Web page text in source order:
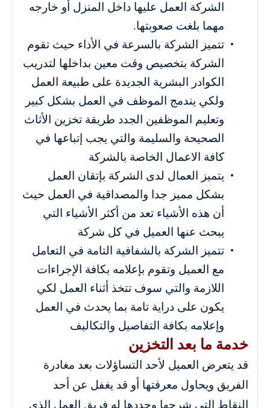
الشركة العمل عليها داخل المنزل أو خارجه
مهما بلغت صعوبتها.
تتميز الشركة بالسرعة في الأداء حيث تقوم
الشركة بتخصيص وقت معين بداخلها لتدريب
الكوادر البشرية الجديدة على طبيعة العمل
ولكي يندمج الموظف في العمل بشكل كبير
وتعليم الموظفين الجدد طريقة تخزين الأثاث
الصحيحة والسليمة والتي يجب إتباعها في
كافة الاعمال الخاصة بالشركة
يتميز العمال لدى الشركة بإتقان العمل
بشكل مميز جدا والمصداقية في العمل حيث
أن هذه الأشياء تعد من أكثر الأشياء التي
يبحث عنها العميل في كل شركة
تتميز الشركة بالشفافية التامة في التعامل
مع العميل وتقوم بإعلامه بكافة الإجراءات
اللازمة والتي سوف تتخذ أثناء العمل لكي
يكون على دراية تامة بما يحدث في العمل
وإعلامه بكافة التفاصيل والتكاليف
خدمة ما بعد التخزين
قد يتعرض العميل لأحد التساؤلات بعد مغادرة
الفريق ويحاول معرفتها أو قد يغفل عن أحد
النقاط التي شرحها وحددها له فريق العمل الذي